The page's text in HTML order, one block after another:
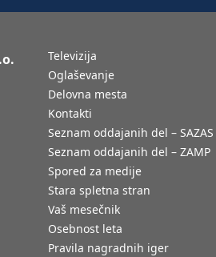
Televizija
Oglaševanje
Delovna mesta
Kontakti
Seznam oddajanih del – SAZAS
Seznam oddajanih del – ZAMP
Spored za medije
Stara spletna stran
Vaš mesečnik
Osebnost leta
Pravila nagradnih iger